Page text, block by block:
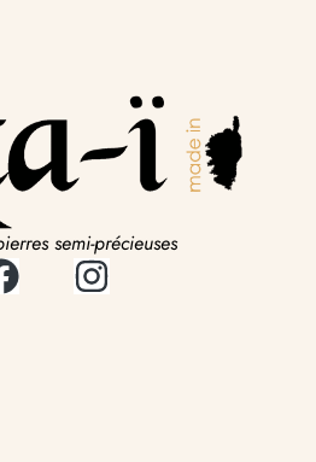
semi-précieuses